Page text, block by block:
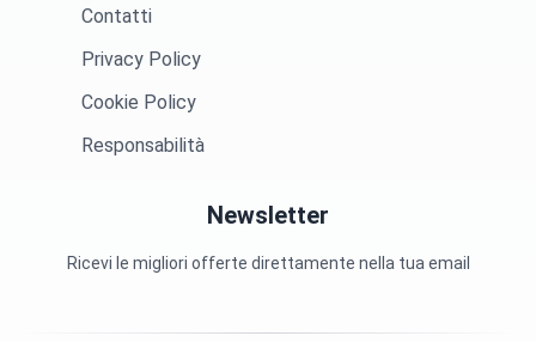
Contatti
Privacy Policy
Cookie Policy
Responsabilità
Newsletter
Ricevi le migliori offerte direttamente nella tua email